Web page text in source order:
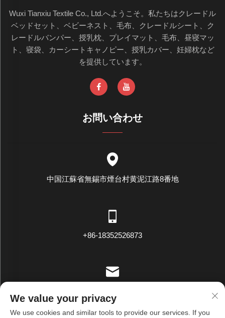
Wuxi Tianxiu Textile Co., Ltd.へようこそ。私たちはクレードル
ベッドセット、ベビーネスト、毛布、クレードルシート、ク
レードルバンパー、授乳枕、プレイマット、毛布、昼寝マッ
ト、寝袋、カーシートキャノピー、授乳カバー、妊婦枕など
を提供しています。
お問い合わせ
中国江蘇省無錫市煙台村黄泥江路8番地
+86-18352526873
We value your privacy
We use cookies and similar tools to provide our services. If you